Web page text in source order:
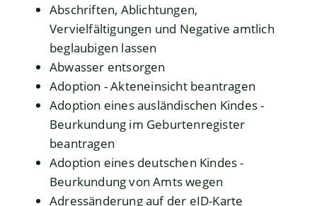
Abschriften, Ablichtungen,
Vervielfältigungen und Negative amtlich
beglaubigen lassen
Abwasser entsorgen
Adoption - Akteneinsicht beantragen
Adoption eines ausländischen Kindes -
Beurkundung im Geburtenregister
beantragen
Adoption eines deutschen Kindes -
Beurkundung von Amts wegen
Adressänderung auf der eID-Karte